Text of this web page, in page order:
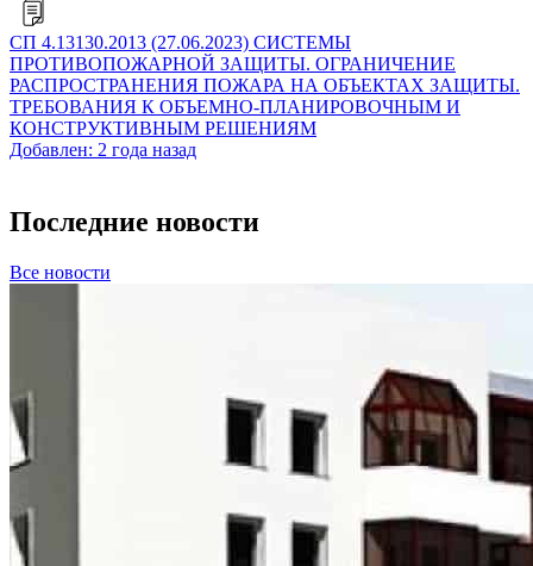
СП 4.13130.2013 (27.06.2023) СИСТЕМЫ
ПРОТИВОПОЖАРНОЙ ЗАЩИТЫ. ОГРАНИЧЕНИЕ
РАСПРОСТРАНЕНИЯ ПОЖАРА НА ОБЪЕКТАХ ЗАЩИТЫ.
ТРЕБОВАНИЯ К ОБЪЕМНО-ПЛАНИРОВОЧНЫМ И
КОНСТРУКТИВНЫМ РЕШЕНИЯМ
Добавлен: 2 года назад
Последние новости
Все новости